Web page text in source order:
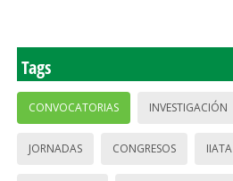
Tags
CONVOCATORIAS INVESTIGACIÓN
JORNADAS CONGRESOS IIATA